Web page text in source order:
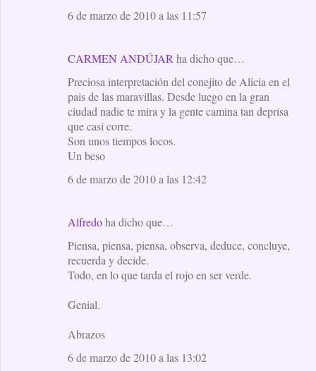
6 de marzo de 2010 a las 11:57
CARMEN ANDÚJAR ha dicho que…
Preciosa interpretación del conejito de Alicia en el
pais de las maravillas. Desde luego en la gran
ciudad nadie te mira y la gente camina tan deprisa
que casi corre.
Son unos tiempos locos.
Un beso
6 de marzo de 2010 a las 12:42
Alfredoha dicho que…
Piensa, piensa, piensa, observa, deduce, concluye,
recuerda y decide.
Todo, en lo que tarda el rojo en ser verde.
Genial.
Abrazos
6 de marzo de 2010 a las 13:02